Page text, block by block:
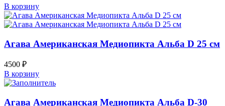
В корзину
Агава Американская Медиопикта Альба D 25 см
4500 ₽
В корзину
Агава Американская Медиопикта Альба D-30